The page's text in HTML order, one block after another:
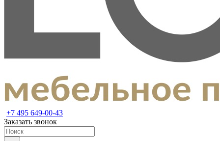
+7 495 649-00-43
Заказать звонок